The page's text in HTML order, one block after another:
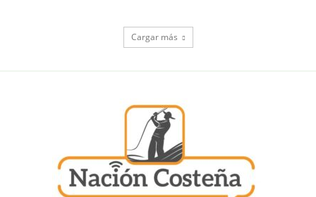
Cargar más